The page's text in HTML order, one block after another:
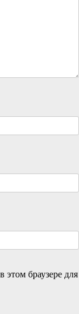
браузере для